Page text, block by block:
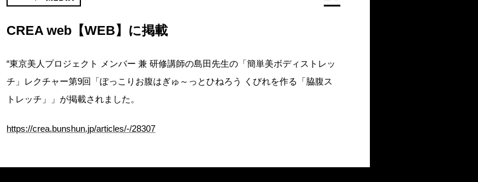
CREA web【WEB】に掲載
“東京美人プロジェクト メンバー 兼 研修講師の島田先生の「簡単美ボディストレッ
チ」レクチャー第9回「ぽっこりお腹はぎゅ～っとひねろう くびれを作る「脇腹ス
トレッチ」」が掲載されました。
https://crea.bunshun.jp/articles/-/28307